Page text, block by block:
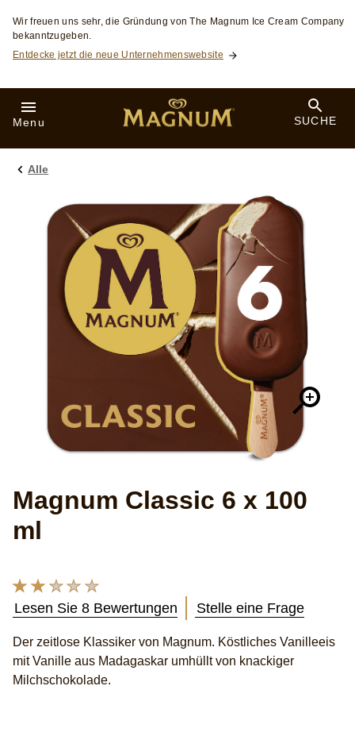
Skip to:
Wir freuen uns sehr, die Gründung von The Magnum Ice Cream Company
bekanntzugeben.
Entdecke jetzt die neue Unternehmenswebsite
Menu SUCHE
Alle
Magnum Classic 6 x 100
ml
Die
durchschnittliche
Bewertung
Magnum
Classic
6
Lesen Sie 8 Bewertungen Stelle eine Frage
Der zeitlose Klassiker von Magnum. Köstliches Vanilleeis
mit Vanille aus Madagaskar umhüllt von knackiger
Milchschokolade.